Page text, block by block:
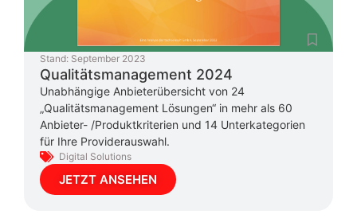
Stand: September 2023
Qualitätsmanagement 2024
Unabhängige Anbieterübersicht von 24
„Qualitätsmanagement Lösungen“ in mehr als 60
Anbieter- /Produktkriterien und 14 Unterkategorien
für Ihre Providerauswahl.
Digital Solutions
JETZT ANSEHEN